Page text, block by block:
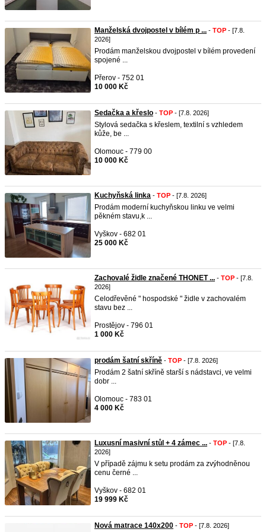
Manželská dvojpostel v bílém p ... - TOP - [7.8.
2026]
Prodám manželskou dvojpostel v bílém provedení
spojené ...
Přerov - 752 01
10 000 Kč
Sedačka a křeslo - TOP - [7.8. 2026]
Stylová sedačka s křeslem, textilní s vzhledem
kůže, be ...
Olomouc - 779 00
10 000 Kč
Kuchyňská linka - TOP - [7.8. 2026]
Prodám moderní kuchyňskou linku ve velmi
pěkném stavu,k ...
Vyškov - 682 01
25 000 Kč
Zachovalé židle značené THONET ... - TOP - [7.8.
2026]
Celodřevěné " hospodské " židle v zachovalém
stavu bez ...
Prostějov - 796 01
1 000 Kč
prodám šatní skříně - TOP - [7.8. 2026]
Prodám 2 šatní skříně starší s nádstavci, ve velmi
dobr ...
Olomouc - 783 01
4 000 Kč
Luxusní masivní stůl + 4 zámec ... - TOP - [7.8.
2026]
V případě zájmu k setu prodám za zvýhodněnou
cenu černé ...
Vyškov - 682 01
19 999 Kč
Nová matrace 140x200 - TOP - [7.8. 2026]